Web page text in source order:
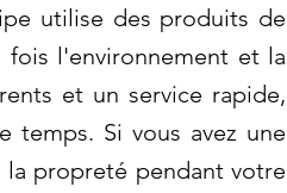
utilise des produits de
fois l'environnement et la
et un service rapide,
temps. Si vous avez une
la propreté pendant votre